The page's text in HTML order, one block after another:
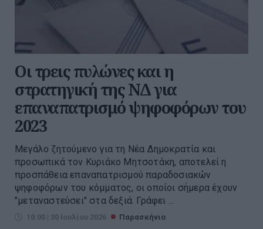
Οι τρεις πυλώνες και η
στρατηγική της ΝΔ για
επαναπατρισμό ψηφοφόρων του
2023
Μεγάλο ζητούμενο για τη Νέα Δημοκρατία και
προσωπικά τον Κυριάκο Μητσοτάκη, αποτελεί η
προσπάθεια επαναπατρισμού παραδοσιακών
ψηφοφόρων του κόμματος, οι οποίοι σήμερα έχουν
"μεταναστεύσει" στα δεξιά. Γράφει ...
10:00 | 30 Ιουλίου 2026 Παρασκήνιο